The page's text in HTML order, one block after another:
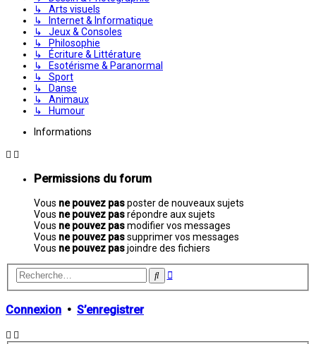
↳ Arts visuels
↳ Internet & Informatique
↳ Jeux & Consoles
↳ Philosophie
↳ Écriture & Littérature
↳ Esotérisme & Paranormal
↳ Sport
↳ Danse
↳ Animaux
↳ Humour
Informations
Permissions du forum
Vous ne pouvez pasposter de nouveaux sujets
Vous ne pouvez pasrépondre aux sujets
Vous ne pouvez pasmodifier vos messages
Vous ne pouvez passupprimer vos messages
Vous ne pouvez pasjoindre des fichiers
Rechercher
Recherche
Connexion • S’enregistrer